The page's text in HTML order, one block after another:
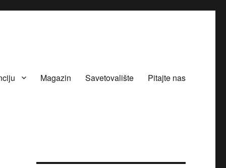
Magazin Savetovalište Pitajte nas